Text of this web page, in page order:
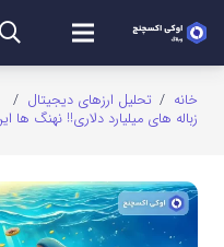
خانه / تحلیل ارزهای دیجیتال /
زباله های میلیارد دلاری!! نهنگ ها این ۱۰ میم کوین انفجاری را خریده